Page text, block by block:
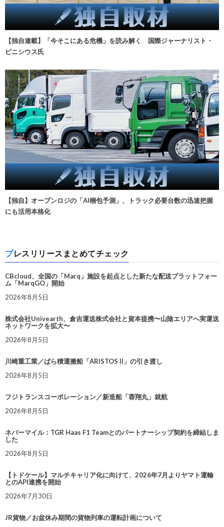
【独自連載】「今そこにある危機」を読み解く 国際ジャーナリスト・
ビニシウス氏
【独自】オープンロジの「AI梱包予測」、トラック必要台数の迅速把握
にも活用本格化
プレスリリースまとめてチェック
CBcloud、全国の「Marq」施設を起点とした新たな配送プラットフォー
ム「MarqGO」開始
2026年8月5日
株式会社Univearth、倉吉運送株式会社と資本提携〜山陰エリアへ実運送
ネットワークを拡大〜
2026年8月5日
川崎重工業／ばら積運搬船「ARISTOS II」の引き渡し
2026年8月5日
フジトランスコーポレーション／新造船「蓉翔丸」就航
2026年8月5日
ネバーマイル：TGR Haas F1 Teamとのパートナーシップ契約を締結しま
した
2026年8月5日
【トドケール】マルチキャリア化に向けて、2026年7月よりヤマト運輸
とのAPI連携を開始
2026年7月30日
JR貨物／お盆休み期間の貨物列車の運転計画について